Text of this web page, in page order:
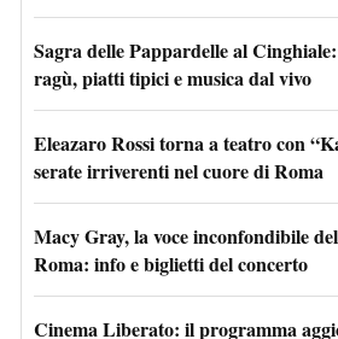
Sagra delle Pappardelle al
ragù, piatti tipici e musica dal vivo
Eleazaro Rossi torna a teatro con
serate irriverenti nel cuore di Roma
Macy Gray, la voce inconfondibile
Roma: info e biglietti del concerto
Cinema Liberato: il programma